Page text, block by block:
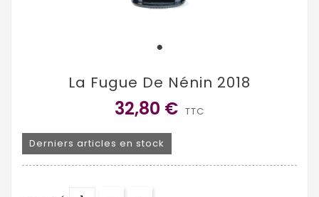
La Fugue De Nénin 2018
32,80 € TTC
Derniers articles en stock